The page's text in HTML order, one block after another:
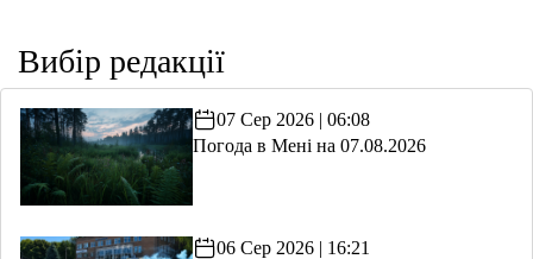
Вибір редакції
07 Сер 2026 | 06:08
Погода в Мені на 07.08.2026
06 Сер 2026 | 16:21